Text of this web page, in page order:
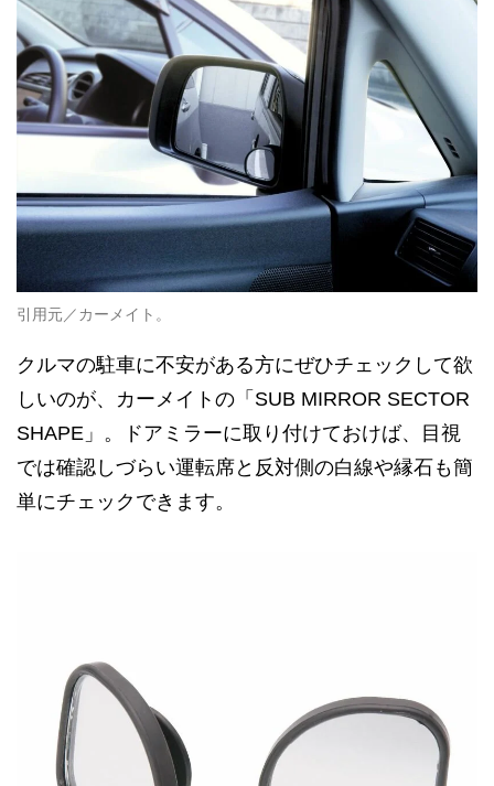
引用元／カーメイト。
クルマの駐車に不安がある方にぜひチェックして欲
しいのが、カーメイトの「SUB MIRROR SECTOR
SHAPE」。ドアミラーに取り付けておけば、目視
では確認しづらい運転席と反対側の白線や縁石も簡
単にチェックできます。